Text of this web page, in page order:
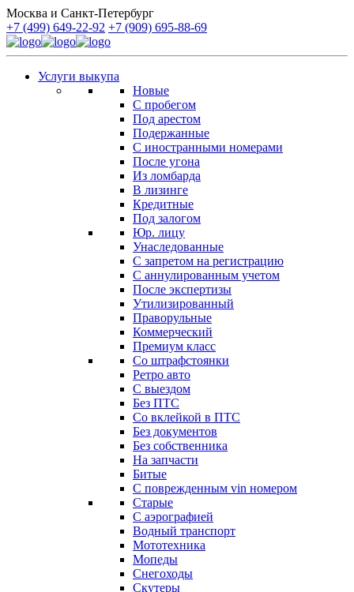
Москва и Санкт-Петербург
+7 (499) 649-22-92 +7 (909) 695-88-69
Услуги выкупа
Новые
С пробегом
Под арестом
Подержанные
С иностранными номерами
После угона
Из ломбарда
В лизинге
Кредитные
Под залогом
Юр. лицу
Унаследованные
С запретом на регистрацию
С аннулированным учетом
После экспертизы
Утилизированный
Праворульные
Коммерческий
Премиум класс
Со штрафстоянки
Ретро авто
С выездом
Без ПТС
Со вклейкой в ПТС
Без документов
Без собственника
На запчасти
Битые
С поврежденным vin номером
Старые
С аэрографией
Водный транспорт
Мототехника
Мопеды
Снегоходы
Скутеры